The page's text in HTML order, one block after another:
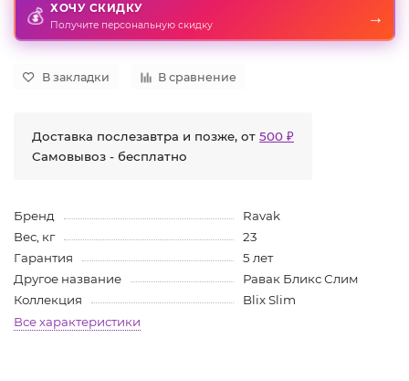
💰 ХОЧУ СКИДКУ
Получите персональную скидку →
В закладки В сравнение
Доставка послезавтра и позже, от 500 ₽
Самовывоз - бесплатно
Бренд
Ravak
Вес, кг
23
Гарантия
5 лет
Другое название
Равак Бликс Слим
Коллекция
Blix Slim
Все характеристики